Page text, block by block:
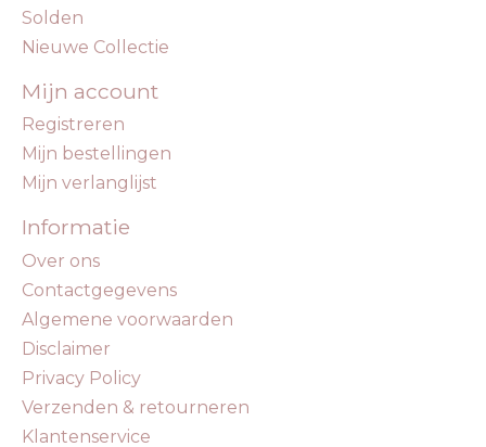
Solden
Nieuwe Collectie
Mijn account
Registreren
Mijn bestellingen
Mijn verlanglijst
Informatie
Over ons
Contactgegevens
Algemene voorwaarden
Disclaimer
Privacy Policy
Verzenden & retourneren
Klantenservice